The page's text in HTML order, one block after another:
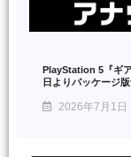
PlayStation 5『ギ
日よりパッケージ
2026年7月1日